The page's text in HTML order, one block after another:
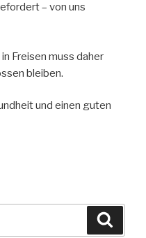
– von uns
Freisen muss daher
bleiben.
und einen guten